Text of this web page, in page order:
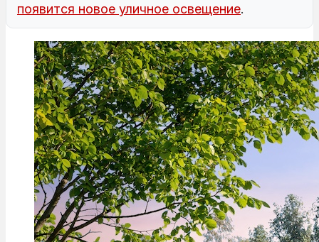
появится новое уличное освещение.